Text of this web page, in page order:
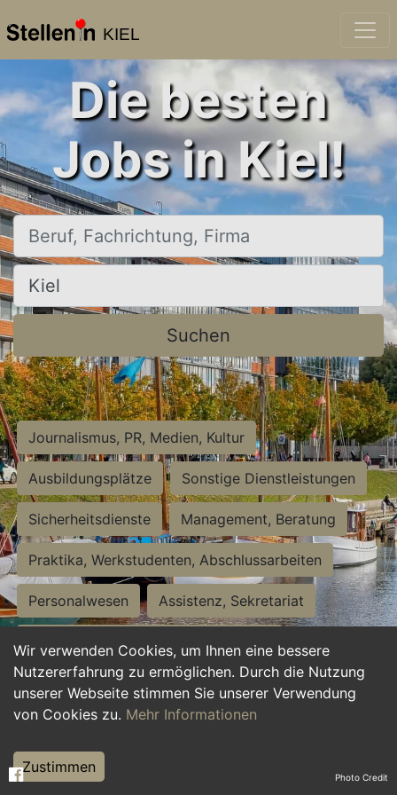
KIEL
Wir verwenden Cookies, um Ihnen eine bessere
Nutzererfahrung zu ermöglichen. Durch die Nutzung
unserer Webseite stimmen Sie unserer Verwendung
von Cookies zu. Mehr Informationen
Zustimmen
Die besten
Jobs in Kiel!
Beruf, Fachrichtung, Firma
Ort, Stadt
Suchen
Journalismus, PR, Medien, Kultur
Ausbildungsplätze Sonstige Dienstleistungen
Sicherheitsdienste Management, Beratung
Praktika, Werkstudenten, Abschlussarbeiten
Personalwesen Assistenz, Sekretariat
Hilfskräfte, Aushilfs- und Nebenjobs
Einkauf, Logistik, Materialwirtschaft
Weiterbildung, Studium, duale Ausbildung
Tourismus
Photo Credit